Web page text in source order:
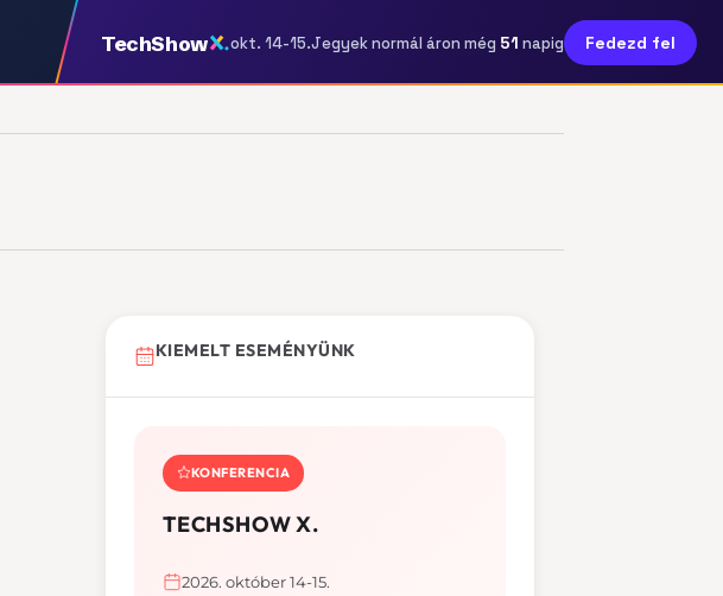
TechShow okt. 14-15.Jegyek normál áron még 51 napig Fedezd fel
KIEMELT ESEMÉNYÜNK
KONFERENCIA
TECHSHOW X.
2026. október 14-15.